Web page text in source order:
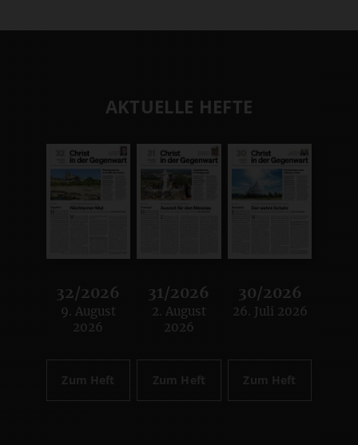
AKTUELLE HEFTE
32/2026
:
9. August
2026
Zum Heft
31/2026
:
2. August
2026
Zum Heft
30/2026
:
26. Juli 2026
Zum Heft